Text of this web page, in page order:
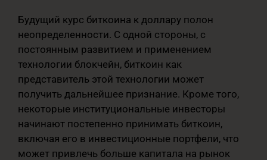
Будущий курс биткоина к доллару полон
неопределенности. С одной стороны, с
постоянным развитием и применением
технологии блокчейн, биткоин как
представитель этой технологии может
получить дальнейшее признание. Кроме того,
некоторые институциональные инвесторы
начинают постепенно принимать биткоин,
включая его в инвестиционные портфели, что
может привлечь больше капитала на рынок